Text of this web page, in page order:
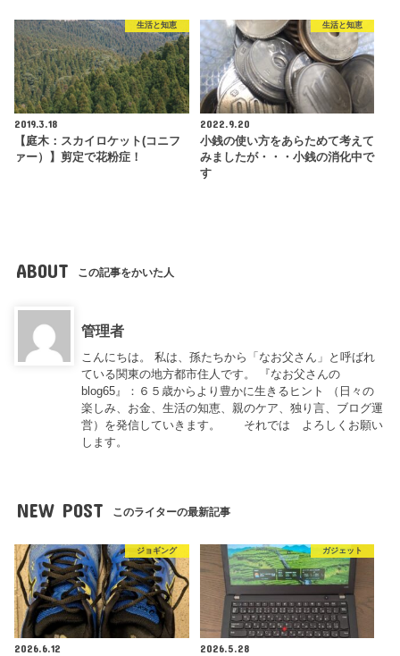
生活と知恵
2019.3.18
【庭木：スカイロケット(コニフ
ァー）】剪定で花粉症！
生活と知恵
2022.9.20
小銭の使い方をあらためて考えて
みましたが・・・小銭の消化中で
す
ABOUT この記事をかいた人
管理者
こんにちは。 私は、孫たちから「なお父さん」と呼ばれ
ている関東の地方都市住人です。 『なお父さんの
blog65』：６５歳からより豊かに生きるヒント （日々の
楽しみ、お金、生活の知恵、親のケア、独り言、ブログ運
営）を発信していきます。 それでは よろしくお願い
します。
NEW POST このライターの最新記事
ジョギング
2026.6.12
ガジェット
2026.5.28